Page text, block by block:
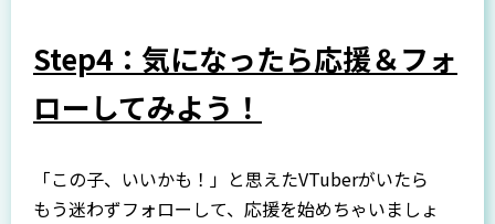
Step4：気になったら応援＆フォ
ローしてみよう！
「この子、いいかも！」と思えたVTuberがいたら――
もう迷わずフォローして、応援を始めちゃいましょ